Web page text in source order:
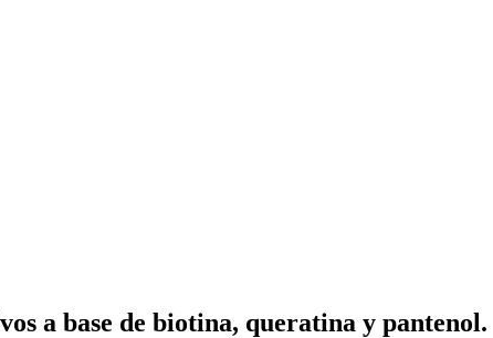
a base de biotina, queratina y pantenol.